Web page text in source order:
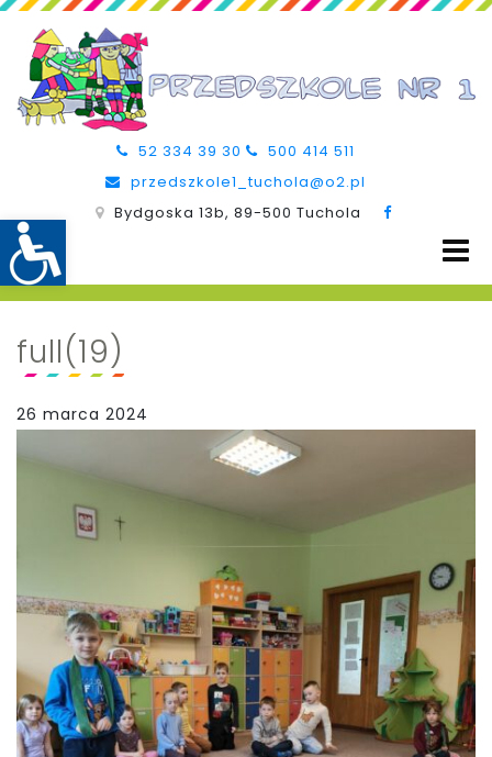
52 334 39 30
500 414 511
przedszkole1_tuchola@o2.pl
Bydgoska 13b, 89-500 Tuchola
full(19)
26 marca 2024